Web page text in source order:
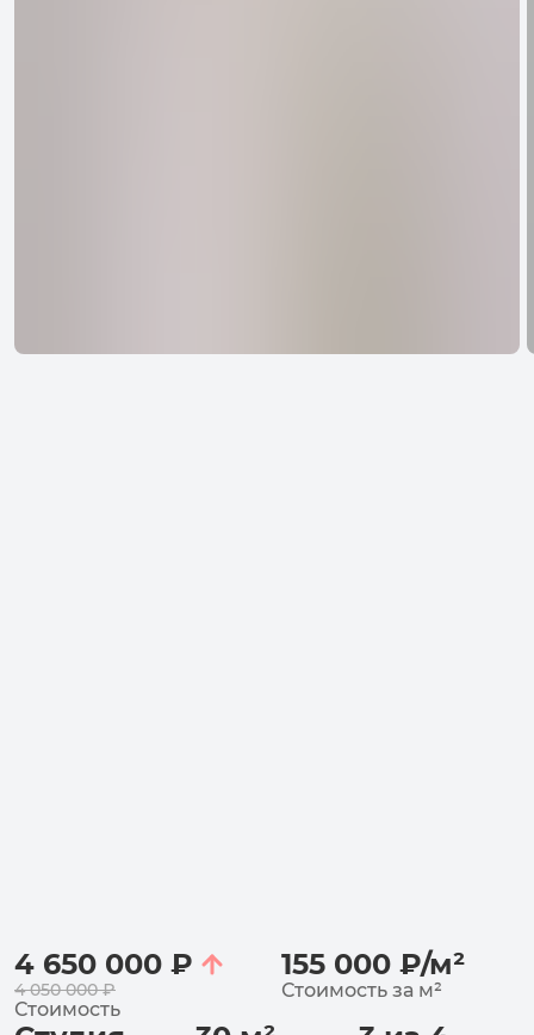
4 650 000 ₽
4 050 000 ₽
Стоимость
155 000 ₽/м²
Стоимость за м²